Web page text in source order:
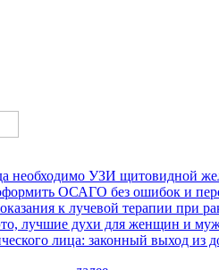
необходимо УЗИ щитовидной
ОСАГО без ошибок и
к лучевой терапии при
лучшие духи для женщин и
лица: законный выход из